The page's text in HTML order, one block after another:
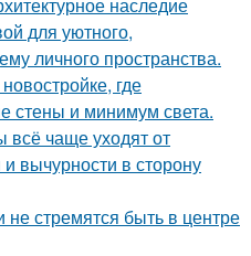
наследие
для уютного,
личного пространства.
где
стены и минимум света.
чаще уходят от
вычурности в сторону
стремятся быть в центре